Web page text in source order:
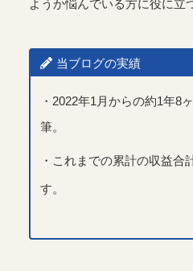
ようか悩んでいる方に役に立
当ブログの実績
・2022年1月からの約1年8
筆。
・これまでの累計の収益合
す。